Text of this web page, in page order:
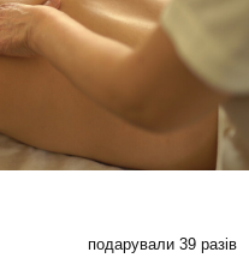
подарували 39 разів